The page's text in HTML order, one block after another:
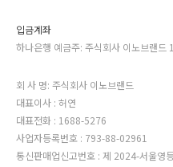
입금계좌
하나은행 예금주: 주식회사 이노브랜
회 사 명: 주식회사 이노브랜드
대표이사 : 허연
대표전화 : 1688-5276
사업자등록번호 : 793-88-02961
통신판매업신고번호 : 제 2024-서울영